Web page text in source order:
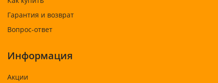
Гарантия и возврат
Вопрос-ответ
Информация
Акции